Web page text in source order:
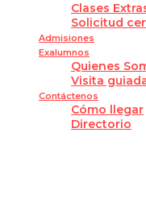
Clases
Solicitud
Admisiones
Exalumnos
Quienes
Visita
Contáctenos
Cómo llegar
Directorio